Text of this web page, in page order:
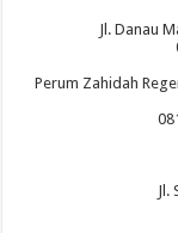
Jl. Danau
Perum Zahidah
Jl.